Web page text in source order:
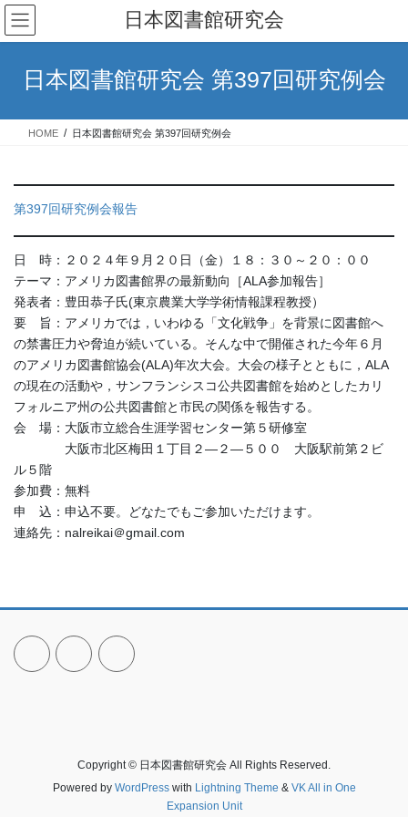
コ
ン
テ
ス
ナ
ビ
ゲ
ン
日本図書館研究会
日本図書館研究会 第397回研究例会
HOME 日本図書館研究会 第397回研究例会
第397回研究例会報告
日 時：２０２４年９月２０日（金）１８：３０～２０：００
テーマ：アメリカ図書館界の最新動向［ALA参加報告］
発表者：豊田恭子氏(東京農業大学学術情報課程教授）
要 旨：アメリカでは，いわゆる「文化戦争」を背景に図書館へ
の禁書圧力や脅迫が続いている。そんな中で開催された今年６月
のアメリカ図書館協会(ALA)年次大会。大会の様子とともに，ALA
の現在の活動や，サンフランシスコ公共図書館を始めとしたカリ
フォルニア州の公共図書館と市民の関係を報告する。
会 場：大阪市立総合生涯学習センター第５研修室
大阪市北区梅田１丁目２―２―５００ 大阪駅前第２ビ
ル５階
参加費：無料
申 込：申込不要。どなたでもご参加いただけます。
連絡先：nalreikai＠gmail.com
Copyright © 日本図書館研究会 All Rights Reserved.
Powered by WordPresswith Lightning Theme & VK All in One
Expansion Unit